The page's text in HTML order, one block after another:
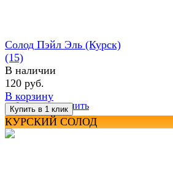
избранное сравнить
Солод Пэйл Эль (Курск)
(15)
В наличии
120 руб.
В корзину
КУРСКИЙ СОЛОД